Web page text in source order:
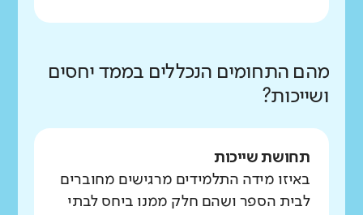
מהם התחומים הנכללים בממד יחסים
ושייכות?
תחושת שייכות
באיזו מידה התלמידים מרגישים מחוברים
לבית הספר ושהם חלק ממנו ביחס לבתי